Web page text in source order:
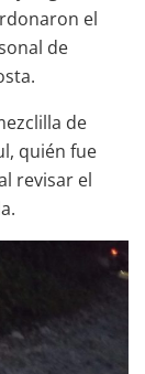
el
de
de
quién fue
revisar el